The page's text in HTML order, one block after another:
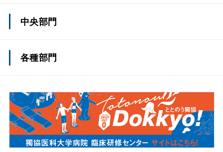
上部消化管外科(一般外科)
小児外科
脳神経外科
中央部門
てんかんセンター
認知症疾患医療センター
総合周産期母子医療センター
各種部門
薬剤部
看護部
事務部